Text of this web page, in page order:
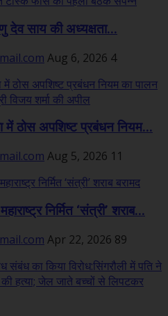
देव साय की अध्यक्षता...
Aug 6, 2026 4
में ठोस अपशिष्ट प्रबंधन नियम...
Aug 5, 2026 11
निर्मित ‘संत्री’ शराब...
Apr 22, 2026 89